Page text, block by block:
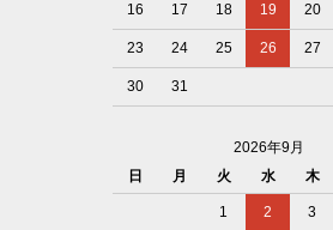
16 17 18 19 20
23 24 25 26 27
30 31
2026年9月
日
月 火 水 木
1 2 3